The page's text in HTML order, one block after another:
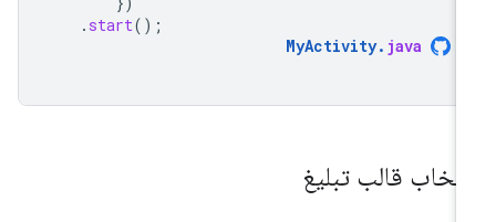
.start
MyActivity.java
قالب تبلیغ